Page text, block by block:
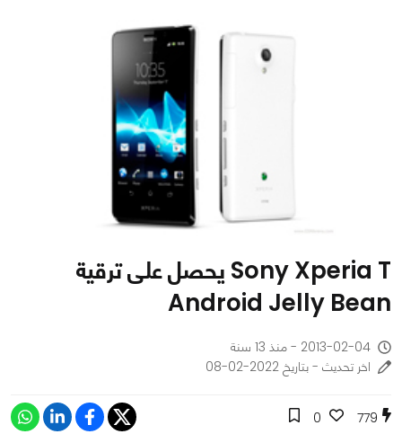
Sony Xperia T يحصل على ترقية
Android Jelly Bean
2013-02-04 - منذ 13 سنة
اخر تحديث - بتاريخ 2022-02-08
779
0